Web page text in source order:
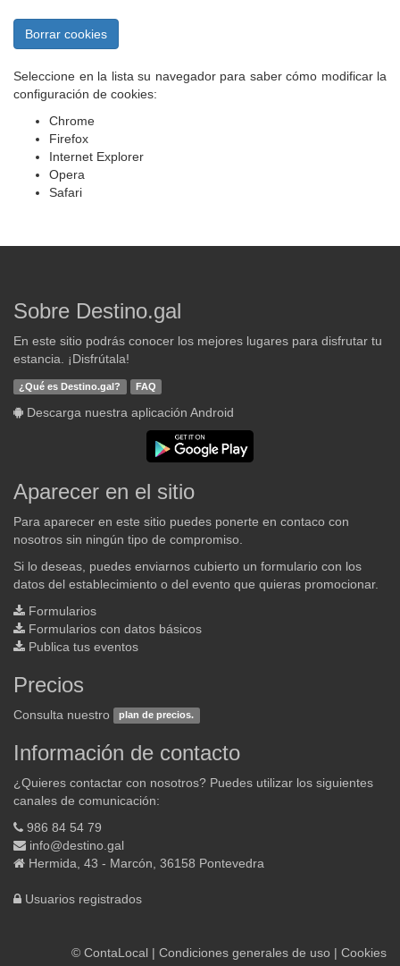
Borrar cookies
Seleccione en la lista su navegador para saber cómo modificar la
configuración de cookies:
Chrome
Firefox
Internet Explorer
Opera
Safari
Sobre Destino.gal
En este sitio podrás conocer los mejores lugares para disfrutar tu
estancia. ¡Disfrútala!
¿Qué es Destino.gal? FAQ
Descarga nuestra aplicación Android
Aparecer en el sitio
Para aparecer en este sitio puedes ponerte en contaco con
nosotros sin ningún tipo de compromiso.
Si lo deseas, puedes enviarnos cubierto un formulario con los
datos del establecimiento o del evento que quieras promocionar.
Formularios
Formularios con datos básicos
Publica tus eventos
Precios
Consulta nuestro plan de precios.
Información de contacto
¿Quieres contactar con nosotros? Puedes utilizar los siguientes
canales de comunicación:
986 84 54 79
info@destino.gal
Hermida, 43 - Marcón, 36158 Pontevedra
Usuarios registrados
© ContaLocal | Condiciones generales de uso | Cookies